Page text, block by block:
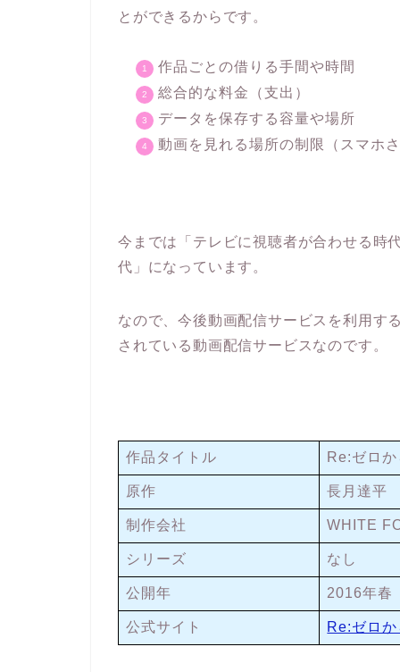
とができるからです。
作品ごとの借りる手間や時間
総合的な料金（支出）
データを保存する容量や場所
動画を見れる場所の制限（スマホ
今までは「テレビに視聴者が合わせる時
代」になっています。
なので、今後動画配信サービスを利用す
されている動画配信サービスなのです。
作品タイトル Re:ゼロ
原作 長月達平
制作会社 WHITE
シリーズ なし
公開年 2016年春
公式サイト Re:ゼロ